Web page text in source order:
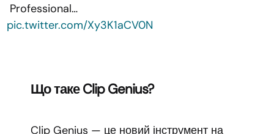
Professional…
pic.twitter.com/Xy3K1aCV0N
Що таке Clip Genius?
Clip Genius — це новий інструмент на